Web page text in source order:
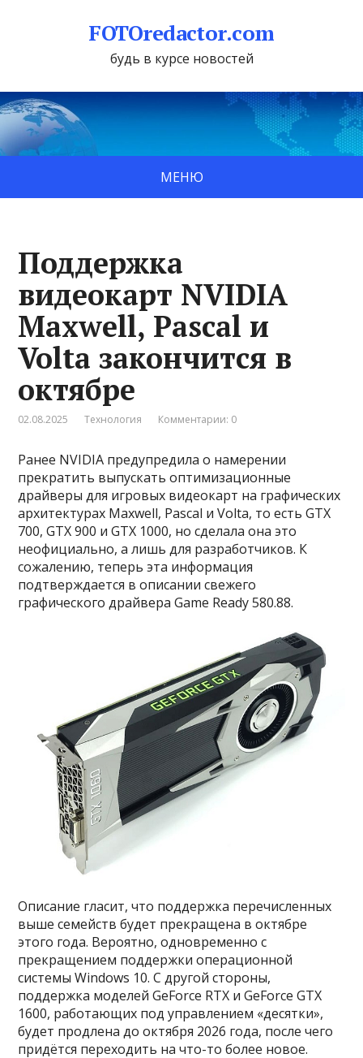
FOTOredactor.com
будь в курсе новостей
МЕНЮ
Поддержка
видеокарт NVIDIA
Maxwell, Pascal и
Volta закончится в
октябре
02.08.2025 Технология Комментарии: 0
Ранее NVIDIA предупредила о намерении
прекратить выпускать оптимизационные
драйверы для игровых видеокарт на графических
архитектурах Maxwell, Pascal и Volta, то есть GTX
700, GTX 900 и GTX 1000, но сделала она это
неофициально, а лишь для разработчиков. К
сожалению, теперь эта информация
подтверждается в описании свежего
графического драйвера Game Ready 580.88.
Описание гласит, что поддержка перечисленных
выше семейств будет прекращена в октябре
этого года. Вероятно, одновременно с
прекращением поддержки операционной
системы Windows 10. С другой стороны,
поддержка моделей GeForce RTX и GeForce GTX
1600, работающих под управлением «десятки»,
будет продлена до октября 2026 года, после чего
придётся переходить на что-то более новое.